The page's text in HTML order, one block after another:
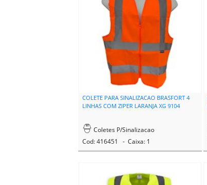
COLETE PARA SINALIZACAO BRASFORT 4
LINHAS COM ZIPER LARANJA XG 9104
Coletes P/Sinalizacao
Cod: 416451 - Caixa: 1